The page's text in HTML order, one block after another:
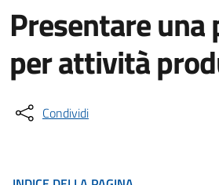
Presentare una
per attività
Condividi